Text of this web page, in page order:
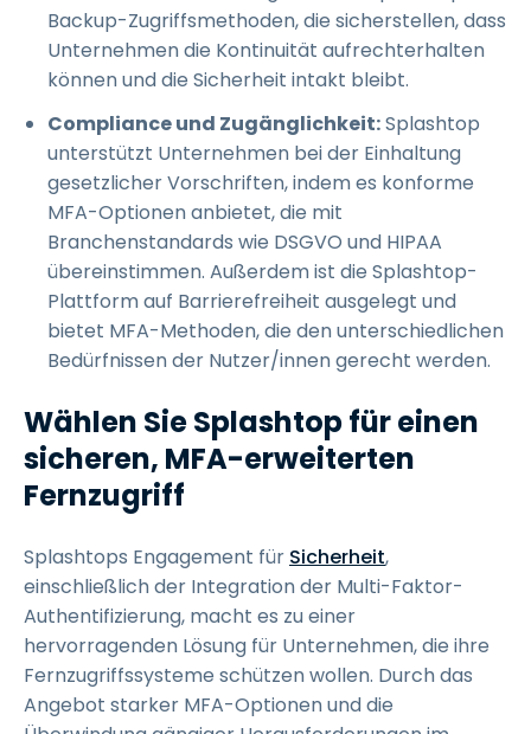
Backup-Zugriffsmethoden, die sicherstellen, dass
Unternehmen die Kontinuität aufrechterhalten
können und die Sicherheit intakt bleibt.
Compliance und Zugänglichkeit:Splashtop
unterstützt Unternehmen bei der Einhaltung
gesetzlicher Vorschriften, indem es konforme
MFA-Optionen anbietet, die mit
Branchenstandards wie DSGVO und HIPAA
übereinstimmen. Außerdem ist die Splashtop-
Plattform auf Barrierefreiheit ausgelegt und
bietet MFA-Methoden, die den unterschiedlichen
Bedürfnissen der Nutzer/innen gerecht werden.
Wählen Sie Splashtop für einen
sicheren, MFA-erweiterten
Fernzugriff
Splashtops Engagement für Sicherheit,
einschließlich der Integration der Multi-Faktor-
Authentifizierung, macht es zu einer
hervorragenden Lösung für Unternehmen, die ihre
Fernzugriffssysteme schützen wollen. Durch das
Angebot starker MFA-Optionen und die